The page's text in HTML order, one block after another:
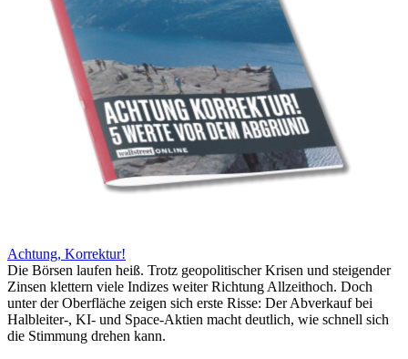
Achtung, Korrektur!
Die Börsen laufen heiß. Trotz geopolitischer Krisen und steigender
Zinsen klettern viele Indizes weiter Richtung Allzeithoch. Doch
unter der Oberfläche zeigen sich erste Risse: Der Abverkauf bei
Halbleiter-, KI- und Space-Aktien macht deutlich, wie schnell sich
die Stimmung drehen kann.